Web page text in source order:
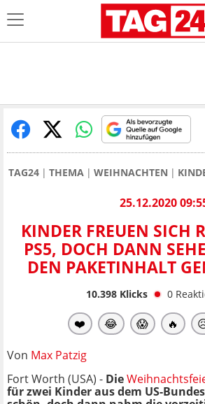
TAG24 THEMA WEIHNACHTEN
25.12.2020
KINDER FREUEN SICH
PS5, DOCH DANN
DEN PAKETINHALT
10.398Klicks 0
❤️ 😂 😱 🔥
Von Max Patzig
Fort Worth (USA) - Die
für zwei Kinder aus dem US-